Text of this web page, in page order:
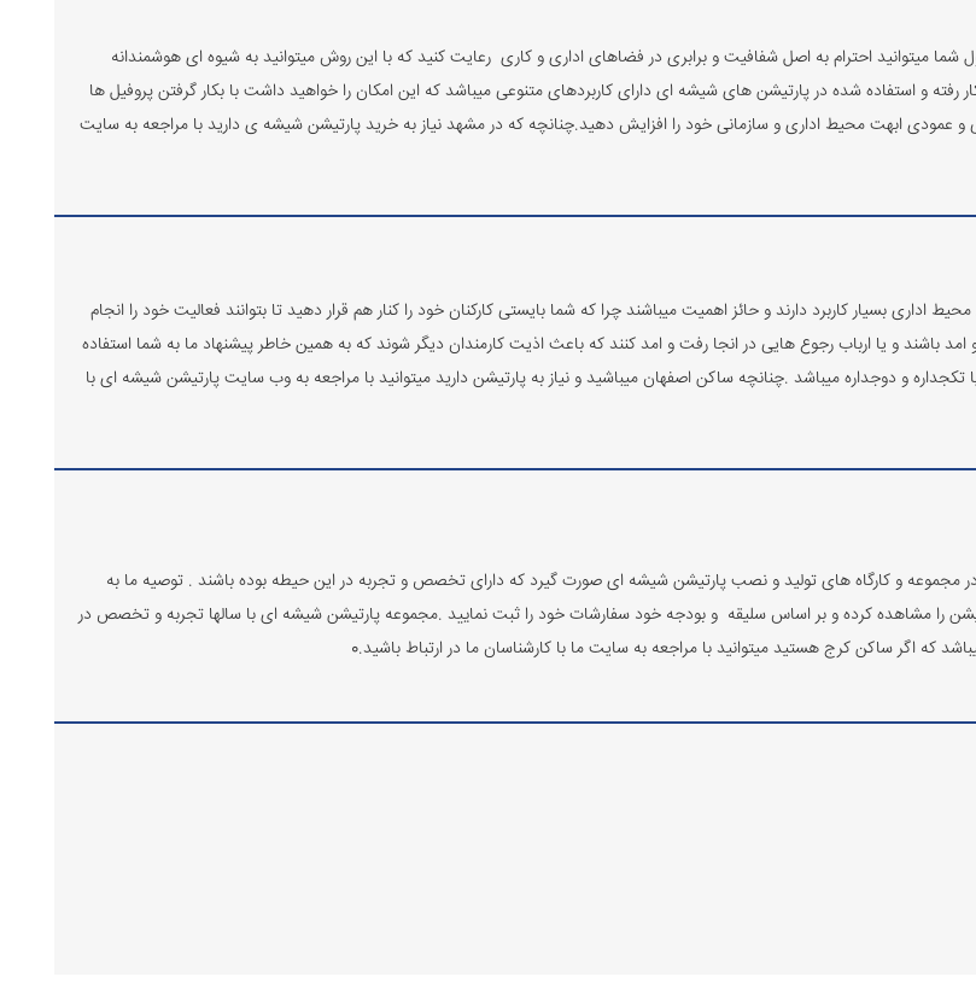
شما میتوانید احترام به اصل شفافیت و برابری در فضاهای اداری و کاری رعایت کنید که با این روش میتوانید به شیوه ای هوشمندانه
رفته و استفاده شده در پارتیشن های شیشه ای دارای کاربردهای متنوعی میباشد که این امکان را خواهید داشت با بکار گرفتن پروفیل ها
عمودی ابهت محیط اداری و سازمانی خود را افزایش دهید.چنانچه که در مشهد نیاز به خرید پارتیشن شیشه ی دارید با مراجعه به سایت
اداری بسیار کاربرد دارند و حائز اهمیت میباشند چرا که شما بایستی کارکنان خود را کنار هم قرار دهید تا بتوانند فعالیت خود را انجام
باشند و یا ارباب رجوع هایی در انجا رفت و امد کنند که باعث اذیت کارمندان دیگر شوند که به همین خاطر پیشنهاد ما به شما استفاده
و دوجداره میباشد .چنانچه ساکن اصفهان میباشید و نیاز به پارتیشن دارید میتوانید با مراجعه به وب سایت پارتیشن شیشه ای با
مجموعه و کارگاه های تولید و نصب پارتیشن شیشه ای صورت گیرد که دارای تخصص و تجربه در این حیطه بوده باشند . توصیه ما به
را مشاهده کرده و بر اساس سلیقه و بودجه خود سفارشات خود را ثبت نمایید .مجموعه پارتیشن شیشه ای با سالها تجربه و تخصص در
که اگر ساکن کرج هستید میتوانید با مراجعه به سایت ما با کارشناسان ما در ارتباط باشید.0